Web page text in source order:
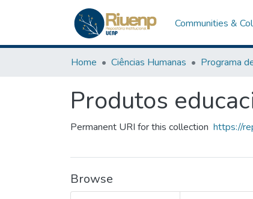
Communities &
Home Ciências Humanas
Produtos
Permanent URI for this collection https://
Browse